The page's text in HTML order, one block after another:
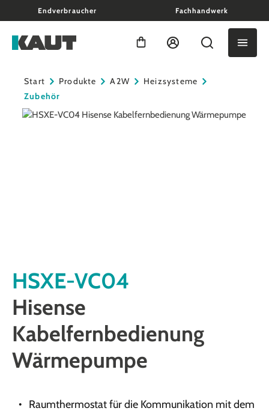
springenEndverbraucher Fachhandwerk
Warenkorb enthält 0
Start Produkte A2W
Heizsysteme
Zubehör
Bildergalerie überspringen
HSXE-VC04
Hisense
Kabelfernbedienung
Wärmepumpe
Raumthermostat für die Kommunikation mit dem